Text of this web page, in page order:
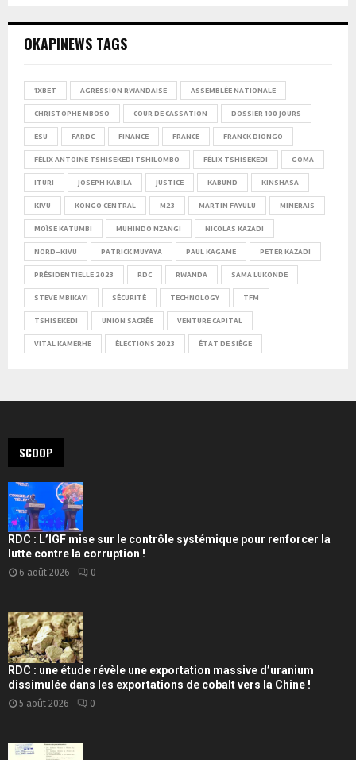
OKAPINEWS TAGS
1XBET AGRESSION RWANDAISE ASSEMBLÉE NATIONALE
CHRISTOPHE MBOSO COUR DE CASSATION DOSSIER 100 JOURS
ESU FARDC FINANCE FRANCE FRANCK DIONGO
FÉLIX ANTOINE TSHISEKEDI TSHILOMBO FÉLIX TSHISEKEDI GOMA
ITURI JOSEPH KABILA JUSTICE KABUND KINSHASA
KIVU KONGO CENTRAL M23 MARTIN FAYULU MINERAIS
MOÏSE KATUMBI MUHINDO NZANGI NICOLAS KAZADI
NORD-KIVU PATRICK MUYAYA PAUL KAGAME PETER KAZADI
PRÉSIDENTIELLE 2023 RDC RWANDA SAMA LUKONDE
STEVE MBIKAYI SÉCURITÉ TECHNOLOGY TFM
TSHISEKEDI UNION SACRÉE VENTURE CAPITAL
VITAL KAMERHE ÉLECTIONS 2023 ÉTAT DE SIÈGE
SCOOP
RDC : L’IGF mise sur le contrôle systémique pour renforcer la
lutte contre la corruption !
6 août 2026 0
RDC : une étude révèle une exportation massive d’uranium
dissimulée dans les exportations de cobalt vers la Chine !
5 août 2026 0